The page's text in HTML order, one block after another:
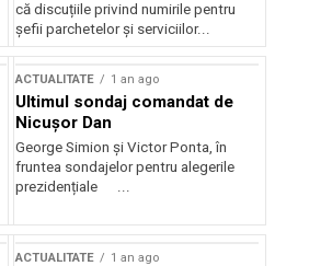
că discuțiile privind numirile pentru
șefii parchetelor și serviciilor...
ACTUALITATE 1 an ago
Ultimul sondaj comandat de
Nicușor Dan
George Simion și Victor Ponta, în
fruntea sondajelor pentru alegerile
prezidențiale ...
ACTUALITATE 1 an ago